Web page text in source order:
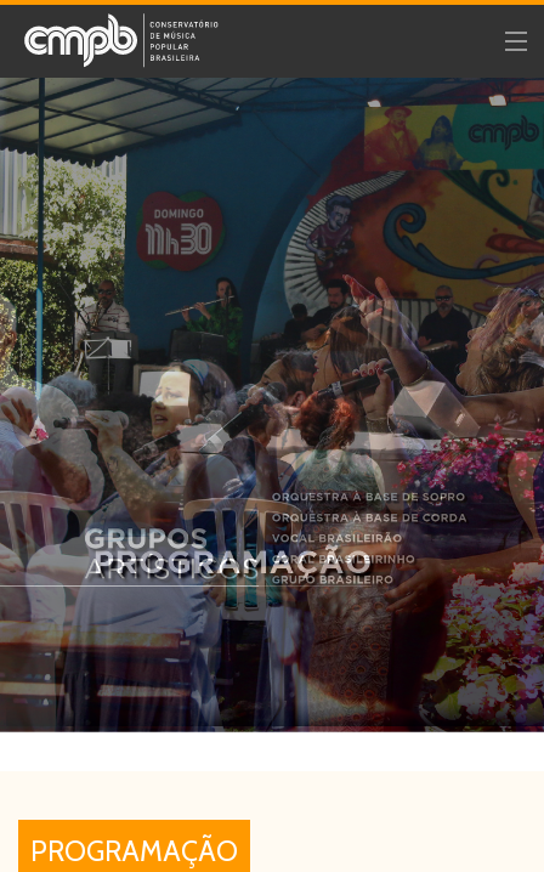
O CMPB
PROGRAMAÇÃO
CURSOS REGULARES
INFORMAÇÕES
GRUPOS ARTÍSTICOS
PROJETOS
WORKSHOPS
ÁREA DO ALUNO
PROGRAMAÇÃO